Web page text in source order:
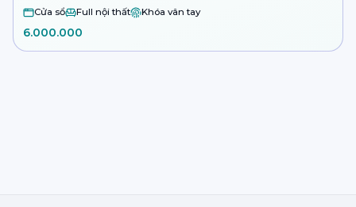
Cửa sổ Full nội thất Khóa vân tay
6.000.000